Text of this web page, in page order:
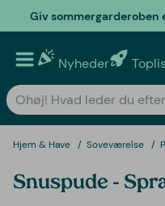
Giv
Nyheder
Hjem & Have Soveværelse
Snuspude -